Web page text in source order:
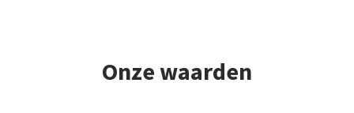
Onze waarden